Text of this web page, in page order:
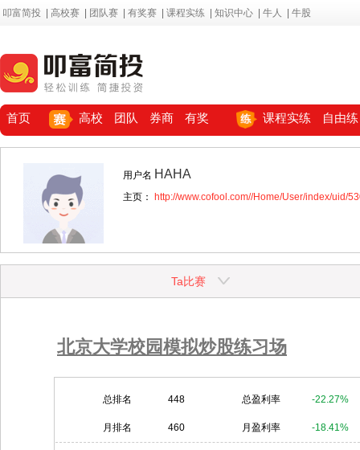
叩富简投 高校赛 团队赛 有奖赛 课程实练 知识中心 牛人 牛股
首页 高校 团队 券商 有奖 课程实练 自由练
用户名 HAHA
主页： http://www.cofool.com//Home/User/index/uid/
Ta比赛
北京大学校园模拟炒股练习场
总排名 448 总盈利率 -22.27%
月排名 460 月盈利率 -18.41%